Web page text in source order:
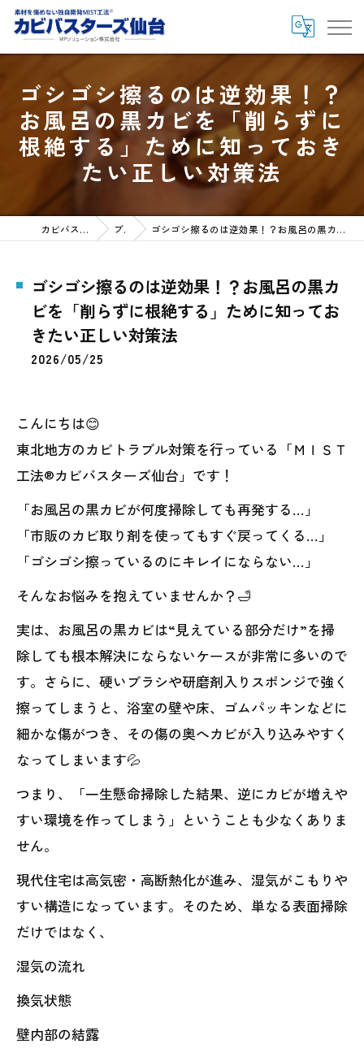
ゴシゴシ擦るのは逆効果！？
お風呂の黒カビを「削らずに
根絶する」ために知っておき
たい正しい対策法
カビバスターズ仙台HOME ブログ ゴシゴシ擦るのは逆効果！？お風呂の黒カビを「削らずに根絶する」ために知っておきたい正しい対策法
ゴシゴシ擦るのは逆効果！？お風呂の黒カ
ビを「削らずに根絶する」ために知ってお
きたい正しい対策法
2026/05/25
こんにちは😊
東北地方のカビトラブル対策を行っている「ＭＩＳＴ
工法®カビバスターズ仙台」です！
「お風呂の黒カビが何度掃除しても再発する…」
「市販のカビ取り剤を使ってもすぐ戻ってくる…」
「ゴシゴシ擦っているのにキレイにならない…」
そんなお悩みを抱えていませんか？🛁
実は、お風呂の黒カビは“見えている部分だけ”を掃
除しても根本解決にならないケースが非常に多いので
す。さらに、硬いブラシや研磨剤入りスポンジで強く
擦ってしまうと、浴室の壁や床、ゴムパッキンなどに
細かな傷がつき、その傷の奥へカビが入り込みやすく
なってしまいます💦
つまり、「一生懸命掃除した結果、逆にカビが増えや
すい環境を作ってしまう」ということも少なくありま
せん。
現代住宅は高気密・高断熱化が進み、湿気がこもりや
すい構造になっています。そのため、単なる表面掃除
だけではなく、
湿気の流れ
換気状態
壁内部の結露